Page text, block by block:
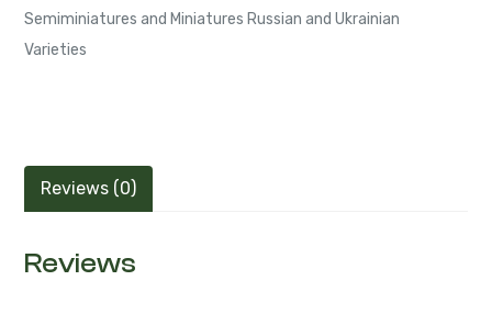
Semiminiatures and Miniatures Russian and Ukrainian
Varieties
Reviews (0)
Reviews